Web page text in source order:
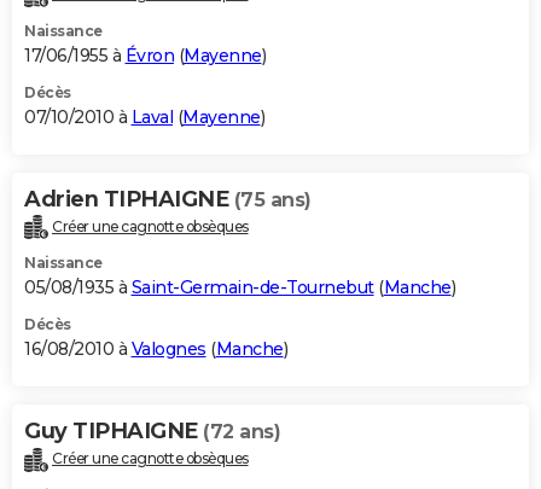
Naissance
17/06/1955 à Évron (Mayenne)
Décès
07/10/2010 à Laval (Mayenne)
Adrien TIPHAIGNE (75 ans)
Créer une cagnotte obsèques
Naissance
05/08/1935 à Saint-Germain-de-Tournebut(Manche)
Décès
16/08/2010 à Valognes (Manche)
Guy TIPHAIGNE (72 ans)
Créer une cagnotte obsèques